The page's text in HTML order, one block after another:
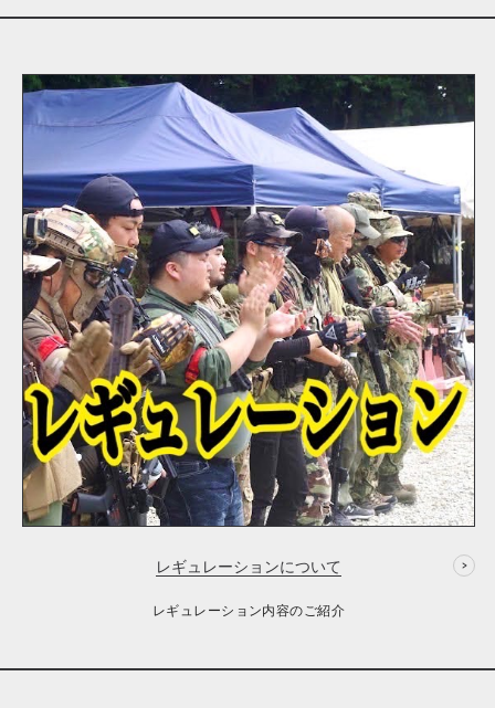
レギュレーションについて
レギュレーション内容のご紹介